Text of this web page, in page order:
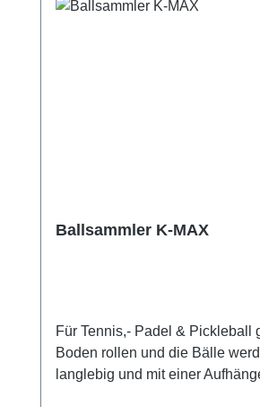
Ballsammler K-MAX
Für Tennis,- Padel & Pickleball
Boden rollen und die Bälle
langlebig und mit einer